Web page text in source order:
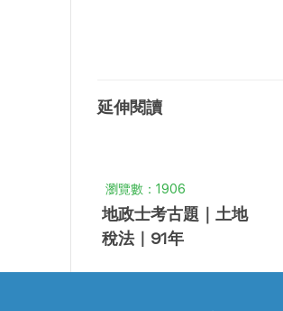
延伸閱讀
瀏覽數：1906
地政士考古題｜土地
稅法｜91年